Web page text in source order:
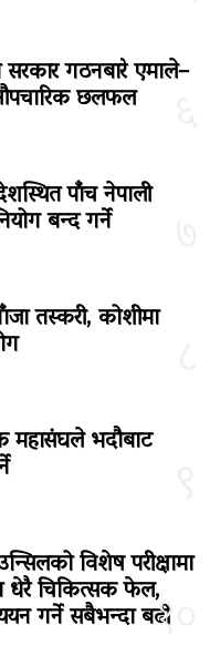
गठनबारे एमाले–
छलफल
पाँच नेपाली
बन्द गर्ने
तस्करी, कोशीमा
महासंघले भदौबाट
१०
विशेष परीक्षामा
धेरै चिकित्सक फेल,
गर्ने सबैभन्दा बढी